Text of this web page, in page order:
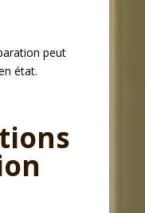
peut
état.